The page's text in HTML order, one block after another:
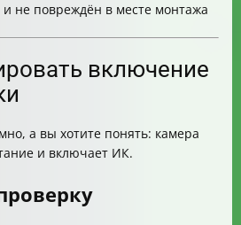
и не повреждён в месте монтажа
включение
а вы хотите понять: камера
и включает ИК.